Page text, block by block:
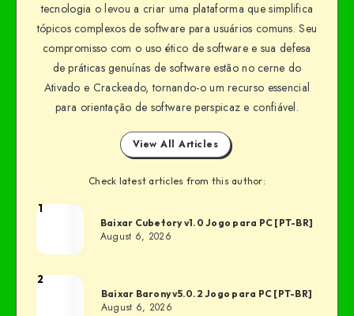
tecnologia o levou a criar uma plataforma que simplifica
tópicos complexos de software para usuários comuns. Seu
compromisso com o uso ético de software e sua defesa
de práticas genuínas de software estão no cerne do
Ativado e Crackeado, tornando-o um recurso essencial
para orientação de software perspicaz e confiável.
View All Articles
Check latest articles from this author:
1
Baixar Cubetory v1.0 Jogo para PC [PT-BR]
August 6, 2026
2
Baixar Barony v5.0.2 Jogo para PC [PT-BR]
August 6, 2026